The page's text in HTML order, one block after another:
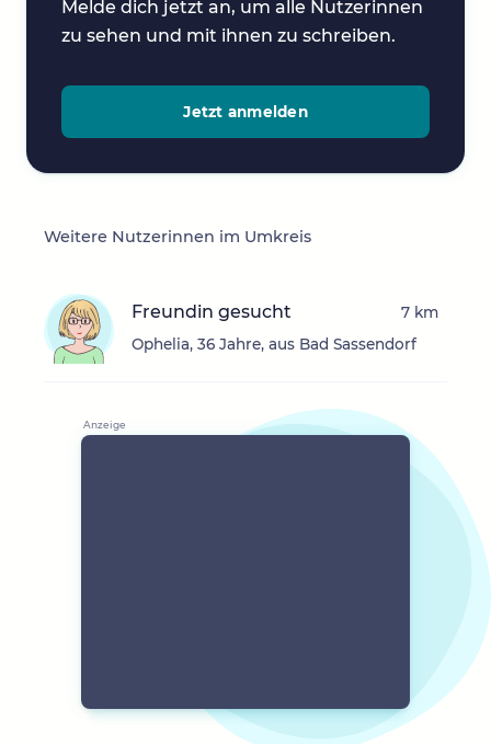
Melde dich jetzt an, um alle Nutzerinnen
zu sehen und mit ihnen zu schreiben.
Jetzt anmelden
Weitere Nutzerinnen im Umkreis
Freundin gesucht
Ophelia, 36 Jahre, aus Bad Sassendorf
7 km